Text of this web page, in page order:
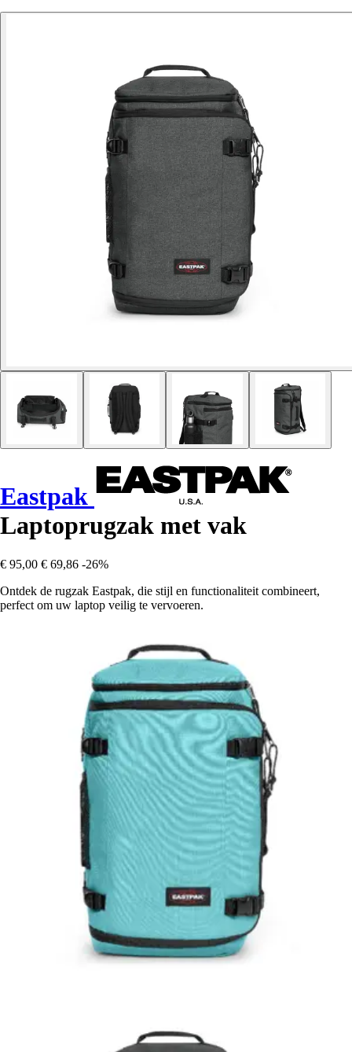
Eastpak
Laptoprugzak met vak
€ 95,00 € 69,86 -26%
Ontdek de rugzak Eastpak, die stijl en functionaliteit combineert,
perfect om uw laptop veilig te vervoeren.